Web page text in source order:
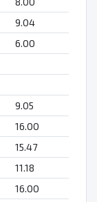
9.04
6.00
9.05
16.00
15.47
11.18
16.00